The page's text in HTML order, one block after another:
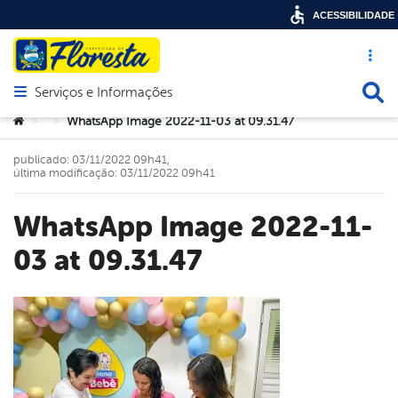
Acesso
Abrir menu principal de navegação
Serviços e Informações
Você está aqui:
> > WhatsApp Image 2022-11-03 at 09.31.47
WhatsApp Image 2022-11-
03 at 09.31.47
publicado: 03/11/2022 09h41,
última modificação: 03/11/2022 09h41
ACESSIBILIDADE